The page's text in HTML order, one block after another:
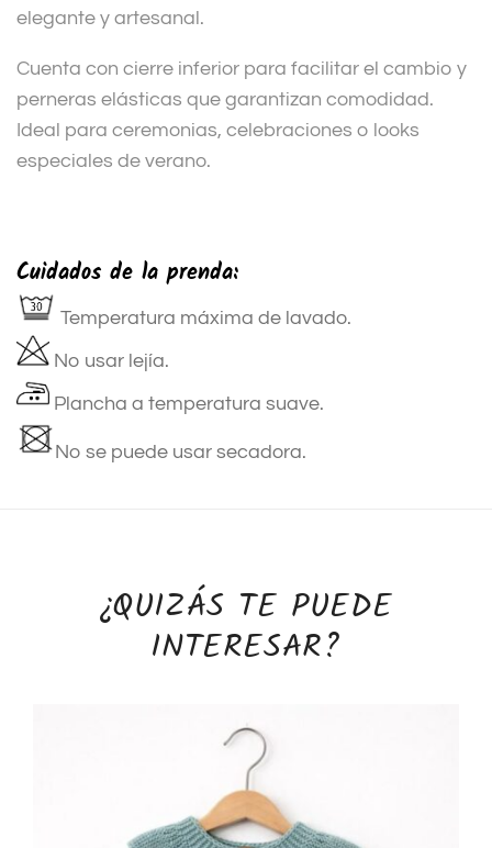
elegante y artesanal.
Cuenta con cierre inferior para facilitar el cambio y
perneras elásticas que garantizan comodidad.
Ideal para ceremonias, celebraciones o looks
especiales de verano.
Cuidados de la prenda:
Temperatura máxima de lavado.
No usar lejía.
Plancha a temperatura suave.
No se puede usar secadora.
¿QUIZÁS TE PUEDE
INTERESAR?